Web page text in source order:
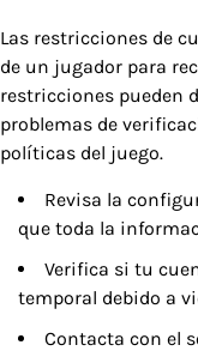
Las restricciones de
de un jugador para
restricciones pueden
problemas de
políticas del juego.
Revisa la
que toda la
Verifica si tu
temporal debido a
Contacta con el